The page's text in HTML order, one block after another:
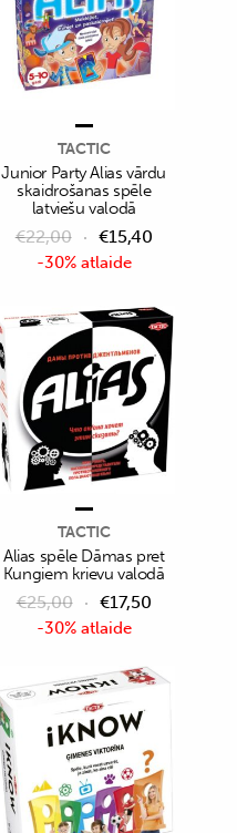
-30% atlaide
TACTIC
Junior Party Alias vārdu
skaidrošanas spēle
latviešu valodā
€22,00 €15,40
-30% atlaide
TACTIC
Alias spēle Dāmas pret
Kungiem krievu valodā
€25,00 €17,50